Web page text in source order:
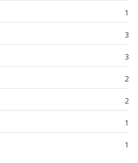
1
3
3
2
2
1
1